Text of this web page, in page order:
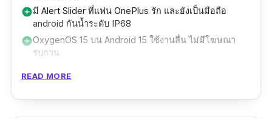
add_circleมี Alert Slider ที่แฟน OnePlus รัก และยังเป็นมือถือ
android กันน้ำระดับ IP68
add_circleOxygenOS 15 บน Android 15 ใช้งานลื่น ไม่มีโฆษณา
รบกวน
READ MORE